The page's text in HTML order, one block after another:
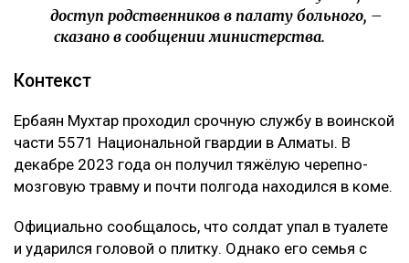
доступ родственников в палату больного, –
сказано в сообщении министерства.
Контекст
Ербаян Мухтар проходил срочную службу в воинской
части 5571 Национальной гвардии в Алматы. В
декабре 2023 года он получил тяжёлую черепно-
мозговую травму и почти полгода находился в коме.
Официально сообщалось, что солдат упал в туалете
и ударился головой о плитку. Однако его семья с